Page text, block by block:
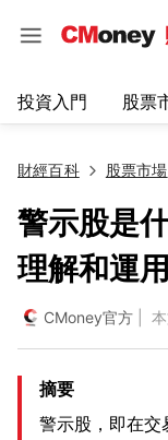
投資入門 股票
財經百科 股票市場
警示股是
理解和運
CMoney官方 |
摘要
警示股，即在交